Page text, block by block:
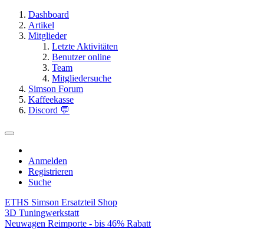
Dashboard
Artikel
Mitglieder
Letzte Aktivitäten
Benutzer online
Team
Mitgliedersuche
Simson Forum
Kaffeekasse
Discord 💬
Anmelden
Registrieren
Suche
ETHS Simson Ersatzteil Shop
3D Tuningwerkstatt
Neuwagen Reimporte - bis 46% Rabatt